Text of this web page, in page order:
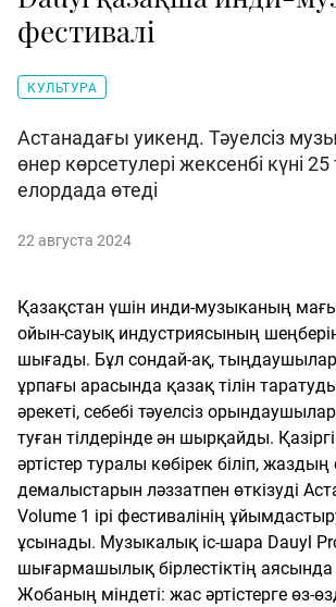
фестивалі
КУЛЬТУРА
Астанадағы уикенд. Тәуелсіз
өнер көрсетулері жексенбі күні
елордада өтеді
22 августа 2024
Қазақстан үшін инди-музыканың
ойын-сауық индустриясының
шығады. Бұл сондай-ақ,
ұрпағы арасында қазақ тілін
әрекеті, себебі тәуелсіз
туған тілдерінде ән шырқайды.
әртістер туралы көбірек біліп,
демалыстарын ләззатпен өткізуді
Volume 1 ірі фестивалінің
ұсынады. Музыкалық іс-шара Dauyl
шығармашылық бірлестіктің аясында
Жобаның міндеті: жас әртістерге өз-